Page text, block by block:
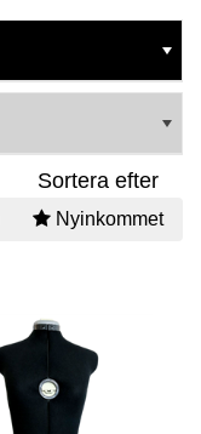
Sortera efter
Nyinkommet